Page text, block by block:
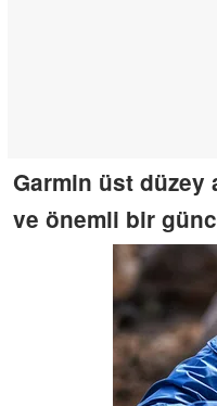
Garmin üst düzey
ve önemli bir